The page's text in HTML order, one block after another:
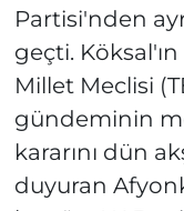
Partisi'nden
geçti.
Millet Meclisi
gündeminin
kararını dün
duyuran